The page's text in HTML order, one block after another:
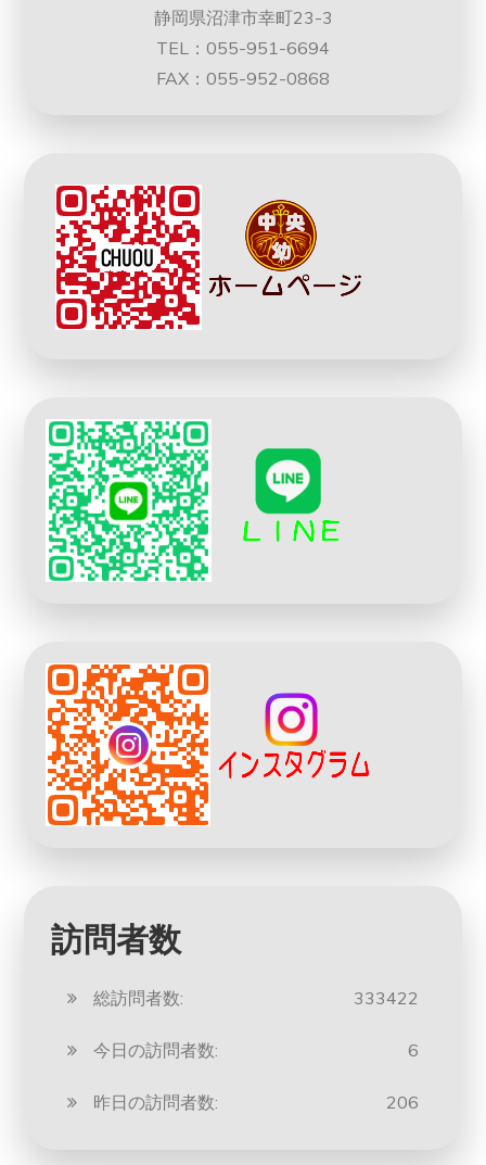
静岡県沼津市幸町23-3
TEL：055-951-6694
FAX：055-952-0868
訪問者数
333422
総訪問者数:
6
今日の訪問者数:
206
昨日の訪問者数: